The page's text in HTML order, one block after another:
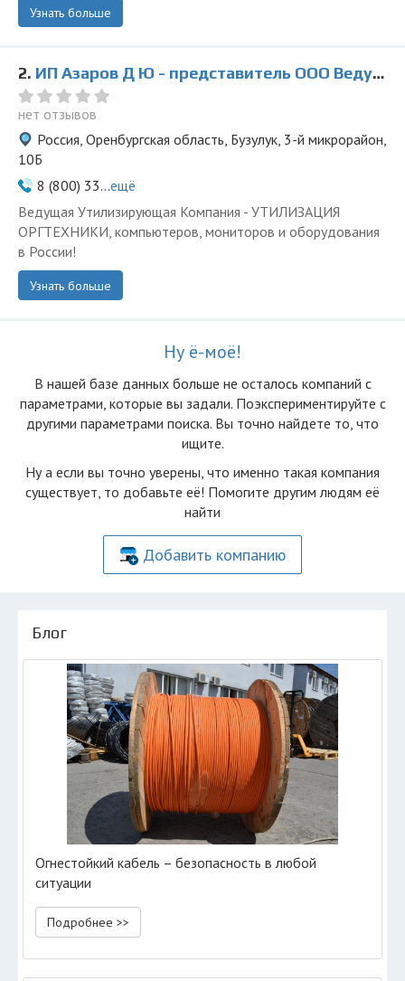
Узнать больше
2. ИП Азаров Д Ю - представитель ООО Ведущая Утилизирующая Компания
нет отзывов
Россия, Оренбургская область, Бузулук, 3-й микрорайон,
10Б
8 (800) 33...ещё
Ведущая Утилизирующая Компания - УТИЛИЗАЦИЯ
ОРГТЕХНИКИ, компьютеров, мониторов и оборудования
в России!
Узнать больше
Ну ё-моё!
В нашей базе данных больше не осталоcь компаний с
параметрами, которые вы задали. Поэкспериментируйте с
другими параметрами поиска. Вы точно найдете то, что
ищите.
Ну а если вы точно уверены, что именно такая компания
существует, то добавьте её! Помогите другим людям её
найти
Добавить компанию
Блог
Огнестойкий кабель – безопасность в любой
ситуации
Подробнее >>